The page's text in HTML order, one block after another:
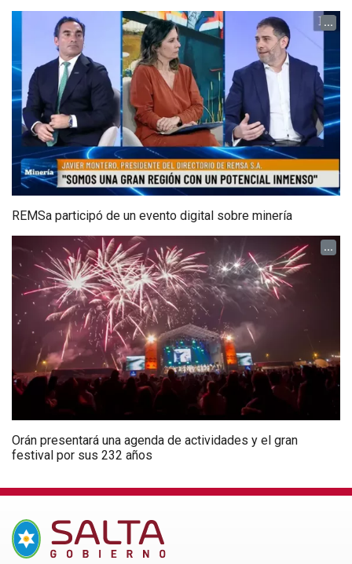
...
REMSa participó de un evento digital sobre minería
...
Orán presentará una agenda de actividades y el gran
festival por sus 232 años